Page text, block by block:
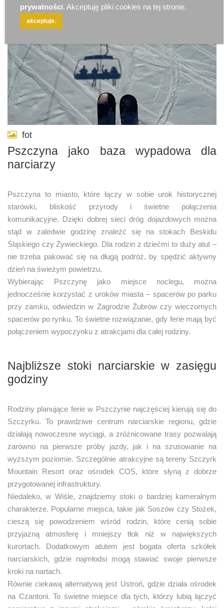
fot
Pszczyna jako baza wypadowa dla
narciarzy
Pszczyna to miasto, które łączy w sobie urok historycznej
starówki, bliskość przyrody i świetne połączenia
komunikacyjne. Dzięki dobrej sieci dróg dojazdowych można
stąd w zaledwie godzinę znaleźć się na stokach Beskidu
Śląskiego czy Żywieckiego. Dla rodzin z dziećmi to duży atut –
nie trzeba pakować się na długą podróż, by spędzić aktywny
dzień na świeżym powietrzu.
Wybierając Pszczynę jako miejsce noclegu, można
jednocześnie korzystać z uroków miasta – spacerów po parku
przy zamku, odwiedzin w Zagrodzie Żubrów czy wieczornych
spacerów po rynku. To świetne rozwiązanie, gdy ferie mają być
połączeniem wypoczynku z atrakcjami dla całej rodziny.
Najbliższe stoki narciarskie w zasięgu
godziny
Rodziny planujące ferie w Pszczynie najczęściej kierują się do
Szczyrku. To prawdziwe centrum narciarskie regionu, gdzie
działają nowoczesne wyciągi, a zróżnicowane trasy pozwalają
zarówno na pierwsze próby jazdy, jak i na szusowanie na
wyższym poziomie. Szczególnie atrakcyjne są tereny Szczyrk
Mountain Resort oraz ośrodek COS, które słyną z dobrze
przygotowanej infrastruktury.
Niedaleko, w Wiśle, znajdziemy stoki o bardziej kameralnym
charakterze. Popularne miejsca, takie jak Soszów czy Stożek,
cieszą się powodzeniem wśród rodzin, które cenią sobie
przyjazną atmosferę i mniejszy tłok niż w największych
kurortach. Dodatkowym atutem jest bogata oferta szkółek
narciarskich, gdzie najmłodsi mogą stawiać swoje pierwsze
kroki na nartach.
Równie ciekawą alternatywą jest Ustroń, gdzie działa ośrodek
na Czantorii. To świetne miejsce dla tych, którzy lubią łączyć
prywatności. Akceptuję pliki cookies na tej stronie.
akceptuje.